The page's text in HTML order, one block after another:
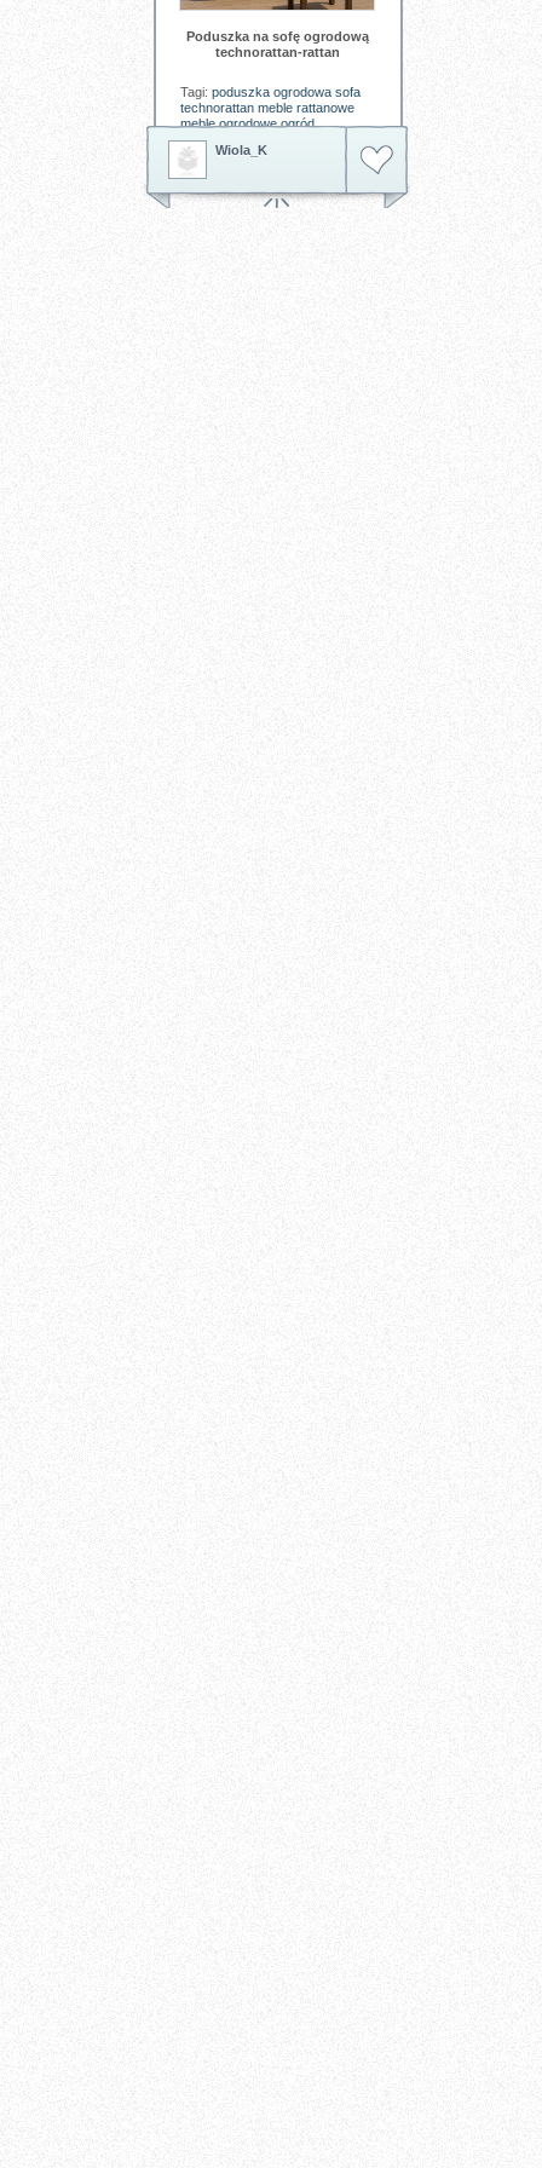
do wspólnego odpoczynku.
Tagi:ławka ogrodowa poduszka
na ławkę ogrodową ogród
Poduszka na sofę ogrodową
technorattan-rattan
Tagi: poduszka ogrodowa sofa
technorattan meble rattanowe
meble ogrodowe ogród
Wiola_K